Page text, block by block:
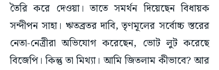
তৈরি করে দেওয়া। তাতে সমর্থন দিয়েছেন বিধায়ক
সন্দীপন সাহা। ঋতব্রতর দাবি, তৃণমূলের সর্বোচ্চ স্তরের
নেতা-নেত্রীরা অভিযোগ করেছেন, ভোট লুট করেছে
বিজেপি। কিন্তু তা মিথ্যা। আমি জিতলাম কীভাবে? আর